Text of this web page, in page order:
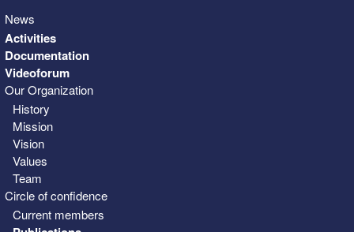
News
Activities
Documentation
Videoforum
Our Organization
History
Mission
Vision
Values
Team
Circle of confidence
Current members